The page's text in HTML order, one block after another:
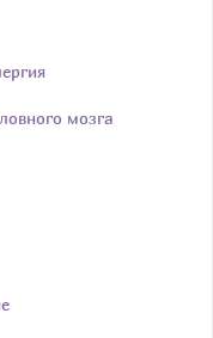
мозга